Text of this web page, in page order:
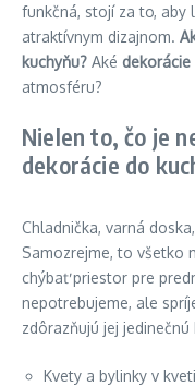
funkčná, stojí za to, aby
atraktívnym dizajnom.
kuchyňu? Aké
atmosféru?
Nielen to, čo je
dekorácie do
Chladnička, varná
Samozrejme, to všetko
chýbať priestor pre
nepotrebujeme, ale
zdôrazňujú jej jedinečnú
Kvety a bylinky v